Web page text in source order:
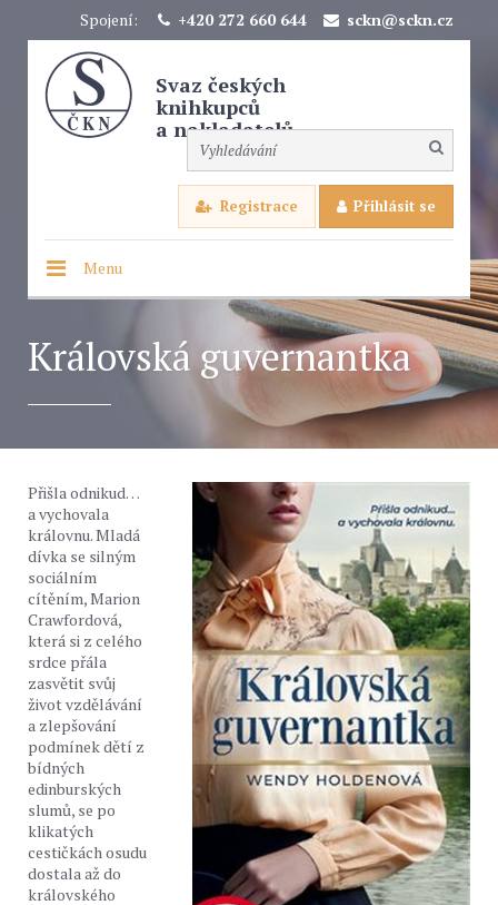
Spojení: +420 272 660 644 sckn@sckn.cz
Svaz českých
knihkupců
a nakladatelů
Registrace Přihlásit se
Menu
Královská guvernantka
Přišla odnikud…
a vychovala
královnu. Mladá
dívka se silným
sociálním
cítěním, Marion
Crawfordová,
která si z celého
srdce přála
zasvětit svůj
život vzdělávání
a zlepšování
podmínek dětí z
bídných
edinburských
slumů, se po
klikatých
cestičkách osudu
dostala až do
královského